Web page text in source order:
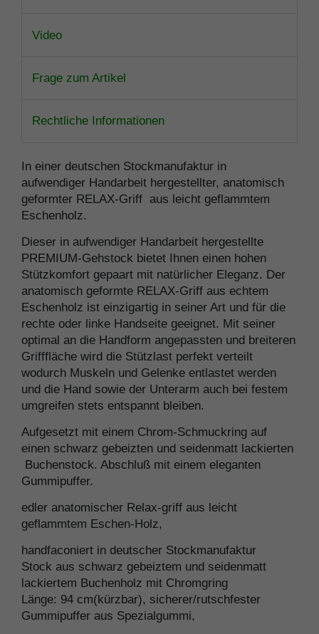
Video
Frage zum Artikel
Rechtliche Informationen
In einer deutschen Stockmanufaktur in
aufwendiger Handarbeit hergestellter, anatomisch
geformter RELAX-Griff aus leicht geflammtem
Eschenholz.
Dieser in aufwendiger Handarbeit hergestellte
PREMIUM-Gehstock bietet Ihnen einen hohen
Stützkomfort gepaart mit natürlicher Eleganz. Der
anatomisch geformte RELAX-Griff aus echtem
Eschenholz ist einzigartig in seiner Art und für die
rechte oder linke Handseite geeignet. Mit seiner
optimal an die Handform angepassten und breiteren
Grifffläche wird die Stützlast perfekt verteilt
wodurch Muskeln und Gelenke entlastet werden
und die Hand sowie der Unterarm auch bei festem
umgreifen stets entspannt bleiben.
Aufgesetzt mit einem Chrom-Schmuckring auf
einen schwarz gebeizten und seidenmatt lackierten
Buchenstock. Abschluß mit einem eleganten
Gummipuffer.
edler anatomischer Relax-griff aus leicht
geflammtem Eschen-Holz,
handfaconiert in deutscher Stockmanufaktur
Stock aus schwarz gebeiztem und seidenmatt
lackiertem Buchenholz mit Chromgring
Länge: 94 cm(kürzbar), sicherer/rutschfester
Gummipuffer aus Spezialgummi,